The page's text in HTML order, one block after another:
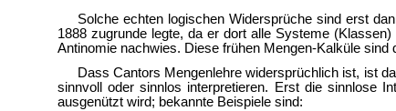
Solche echten logischen Widersprüche sind erst
1888 zugrunde legte, da er dort alle Systeme
Antinomie nachwies. Diese frühen Mengen-Kalküle
Dass Cantors Mengenlehre widersprüchlich ist, ist
sinnvoll oder sinnlos interpretieren. Erst die sinnlose
ausgenützt wird; bekannte Beispiele sind: